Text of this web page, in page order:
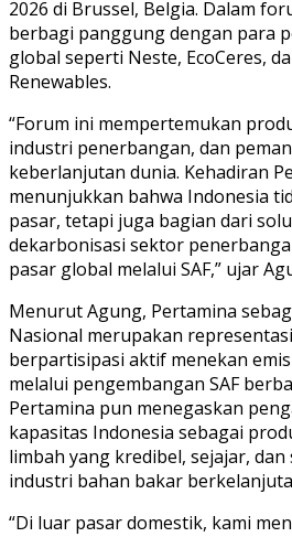
2026 di Brussel, Belgia. Dalam
berbagi panggung dengan para
global seperti Neste, EcoCeres,
Renewables.
“Forum ini mempertemukan
industri penerbangan, dan
keberlanjutan dunia. Kehadiran
menunjukkan bahwa Indonesia
pasar, tetapi juga bagian dari
dekarbonisasi sektor
pasar global melalui SAF,” ujar
Menurut Agung, Pertamina
Nasional merupakan
berpartisipasi aktif menekan
melalui pengembangan SAF
Pertamina pun menegaskan
kapasitas Indonesia sebagai
limbah yang kredibel, sejajar,
industri bahan bakar
“Di luar pasar domestik, kami